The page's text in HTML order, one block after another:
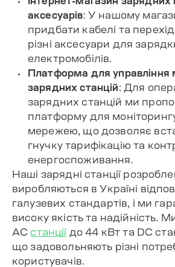
аксесуарів: У нашому
придбати кабелі та
різні аксесуари для
електромобілів.
Платформа для
зарядних станцій: Для
зарядних станцій ми
платформу для
мережею, що дозволяє
гнучку тарифікацію та
енергоспоживання.
Наші зарядні станції
виробляються в Україні
галузевих стандартів, і ми
високу якість та надійність.
ACстанції до 44 кВт та DC
що задовольняють різні
користувачів.